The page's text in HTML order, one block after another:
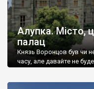
Алупка. Місто,
палац
Князь Воронцов був чи
часу, але давайте не